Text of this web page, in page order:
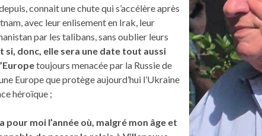
connait une chute qui s’accélère après
avec leur enlisement en Irak, leur
par les talibans, sans oublier leurs
si, donc, elle sera une date tout aussi
toujours menacée par la Russie de
Europe que protège aujourd’hui l’Ukraine
héroïque ;
pour moi l’année où, malgré mon âge et